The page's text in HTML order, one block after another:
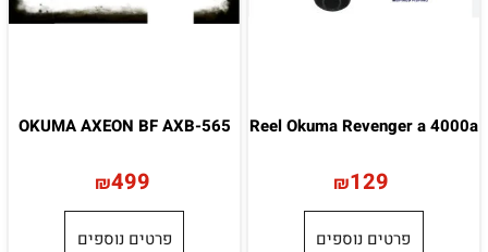
Reel Okuma Revenger a 4000a
₪129
פרטים נוספים
OKUMA AXEON BF AXB-565
₪499
פרטים נוספים